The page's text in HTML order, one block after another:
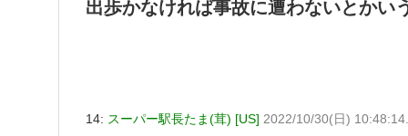
出歩かなければ事故に遭わないとかい
14: スーパー駅長たま(茸) [US] 2022/10/30(日)